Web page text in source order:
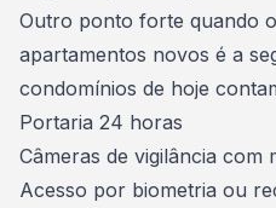
Outro ponto forte quando
apartamentos novos é a
condomínios de hoje
Portaria 24 horas
Câmeras de vigilância com
Acesso por biometria ou